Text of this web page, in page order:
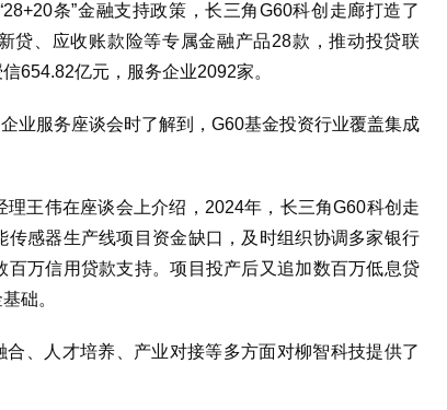
条”金融支持政策，长三角G60科创走廊打造了
贷、应收账款险等专属金融产品28款，推动投贷联
信654.82亿元，服务企业2092家。
业服务座谈会时了解到，G60基金投资行业覆盖集成
理王伟在座谈会上介绍，2024年，长三角G60科创走
感器生产线项目资金缺口，及时组织协调多家银行
万信用贷款支持。项目投产后又追加数百万低息贷
础。
、人才培养、产业对接等多方面对柳智科技提供了